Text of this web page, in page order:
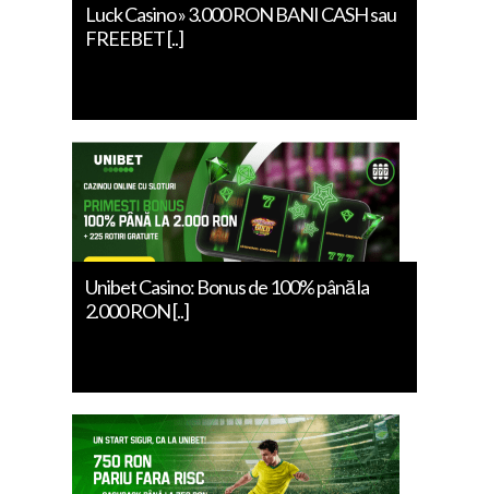
Luck Casino » 3.000 RON BANI CASH sau
FREEBET [..]
Unibet Casino: Bonus de 100% până la
2.000 RON [..]